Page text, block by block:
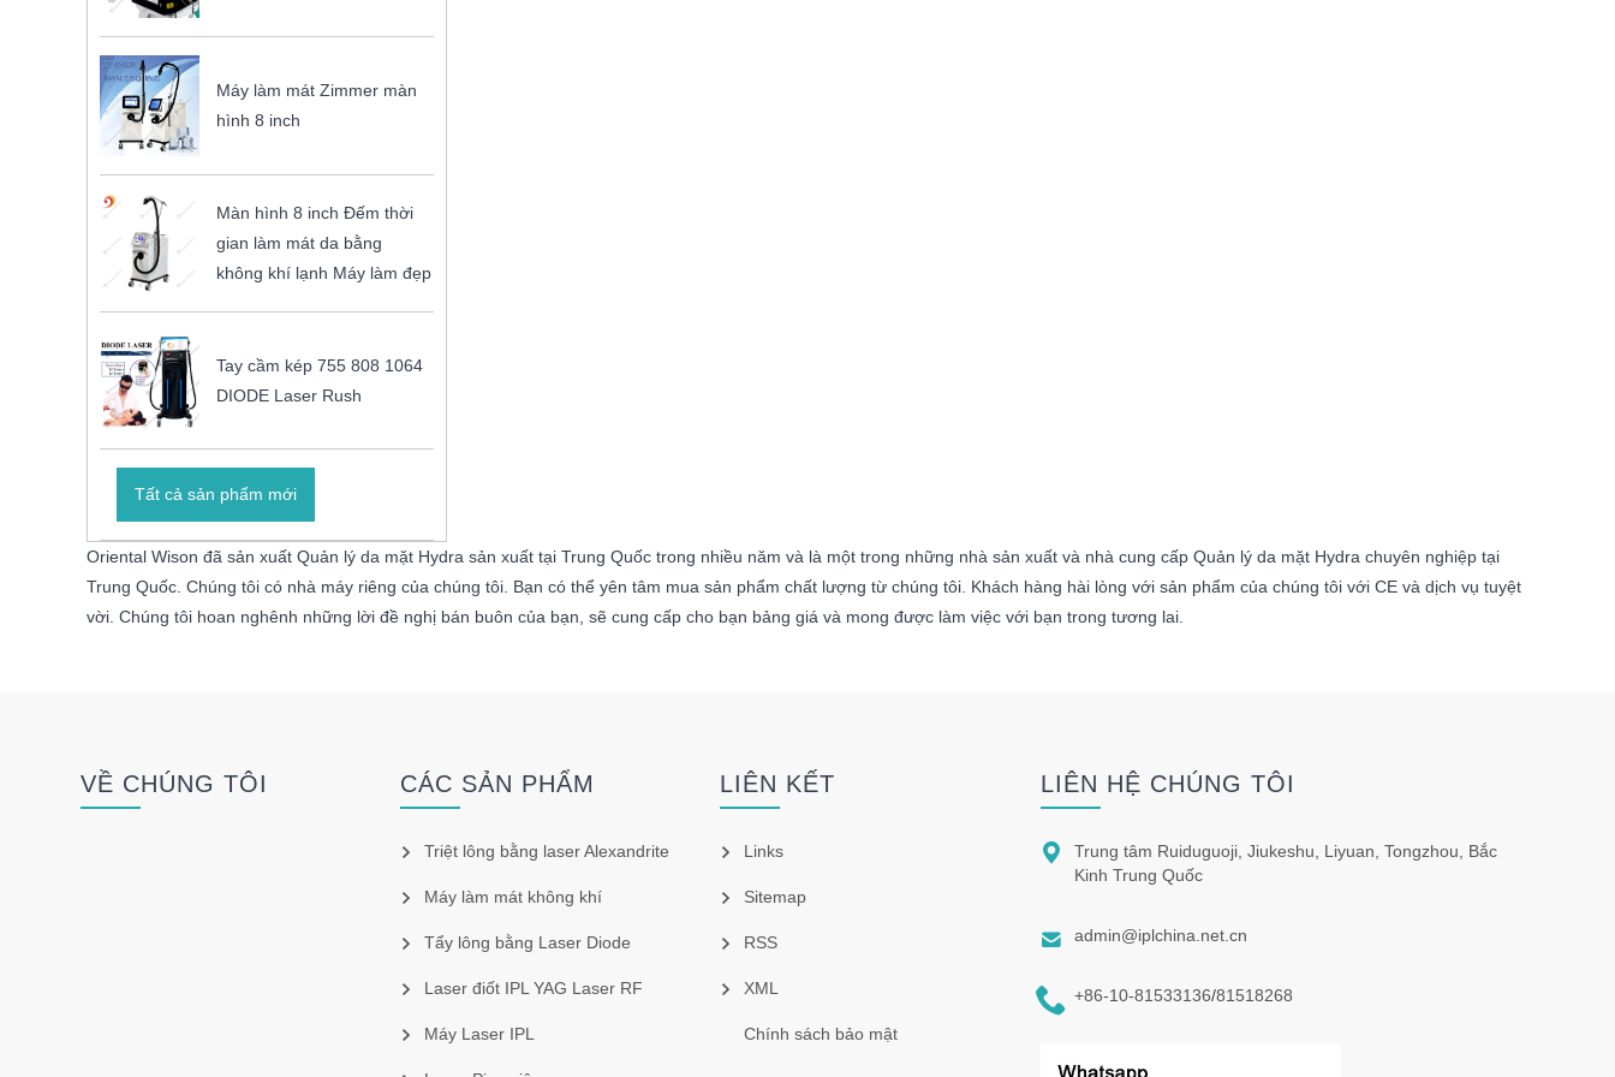
Máy làm mát Zimmer màn
hình 8 inch
Màn hình 8 inch Đếm thời
gian làm mát da bằng
không khí lạnh Máy làm đẹp
Tay cầm kép 755 808 1064
DIODE Laser Rush
Tất cả sản phẩm mới
Oriental Wison đã sản xuất Quản lý da mặt Hydra sản xuất tại Trung Quốc trong nhiều năm và là một trong những nhà sản xuất và nhà cung cấp Quản lý da mặt Hydra chuyên nghiệp tại
Trung Quốc. Chúng tôi có nhà máy riêng của chúng tôi. Bạn có thể yên tâm mua sản phẩm chất lượng từ chúng tôi. Khách hàng hài lòng với sản phẩm của chúng tôi với CE và dịch vụ tuyệt
vời. Chúng tôi hoan nghênh những lời đề nghị bán buôn của bạn, sẽ cung cấp cho bạn bảng giá và mong được làm việc với bạn trong tương lai.
VỀ CHÚNG TÔI CÁC SẢN PHẨM
Triệt lông bằng laser Alexandrite
Máy làm mát không khí
Tẩy lông bằng Laser Diode
Laser điốt IPL YAG Laser RF
Máy Laser IPL
LIÊN KẾT
Links
Sitemap
RSS
XML
Chính sách bảo mật
LIÊN HỆ CHÚNG TÔI

Trung tâm Ruiduguoji, Jiukeshu, Liyuan, Tongzhou, Bắc
Kinh Trung Quốc
 admin@iplchina.net.cn
 +86-10-81533136/81518268